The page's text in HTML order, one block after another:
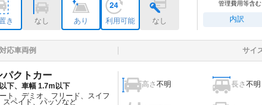
き なし あり 利用可能 なし
管理費用等含む
内訳
対応車両例 サイ
パクトカー
下、車幅 1.7m以下
ト、デミオ、フリード、スイフ
スペイド、パッソなど
高さ不明 長さ不明